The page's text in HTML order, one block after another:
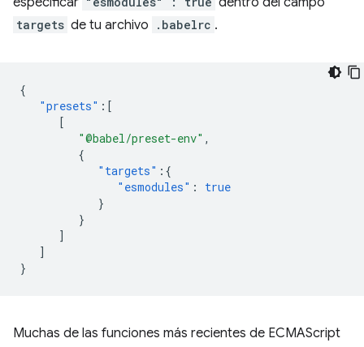
targets de tu archivo .babelrc .
{
"presets" :[
[
"@babel/preset-env" ,
{
"targets" :{
"esmodules" :
true
}
}
]
]
}
Muchas de las funciones más recientes de ECMAScript